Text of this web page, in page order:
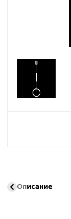
Прожекторы
Ночники
Описание